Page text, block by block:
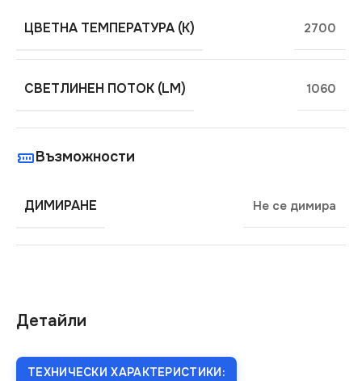
Детайли
ТЕХНИЧЕСКИ ХАРАКТЕРИСТИКИ:
ЦВЕТНА ТЕМПЕРАТУРА (K) 2700
СВЕТЛИНЕН ПОТОК (LM) 1060
Възможности
ДИМИРАНЕ Не се димира